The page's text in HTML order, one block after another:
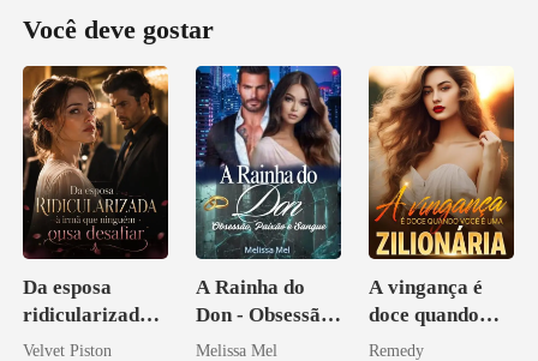
Você deve gostar
Da esposa
ridicularizada à
irmã que
Velvet Piston
A Rainha do
Don - Obsessão,
Paixão e Sangue
Melissa Mel
A vingança é
doce quando
você é uma
Remedy